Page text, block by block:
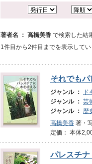
著者名 ： 高橋美香 で検索した結
1件目から2件目までを表示して
それでも
ジャンル ：
ド
ジャンル ： 芸
ジャンル ： 歴
高橋美香 著・
定価： 本体
パレスチ